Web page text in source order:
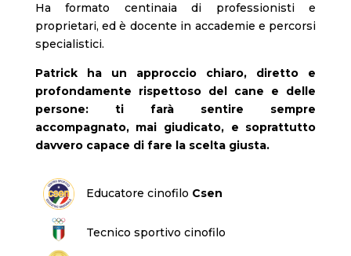
Ha formato centinaia di professionisti e
proprietari, ed è docente in accademie e percorsi
specialistici.
Patrick ha un approccio chiaro, diretto e
profondamente rispettoso del cane e delle
persone: ti farà sentire sempre
accompagnato, mai giudicato, e soprattutto
davvero capace di fare la scelta giusta.
Educatore cinofilo Csen
Tecnico sportivo cinofilo